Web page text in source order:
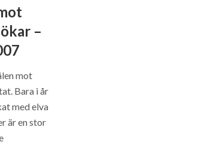
–
mot
Bara i år
med elva
är en stor